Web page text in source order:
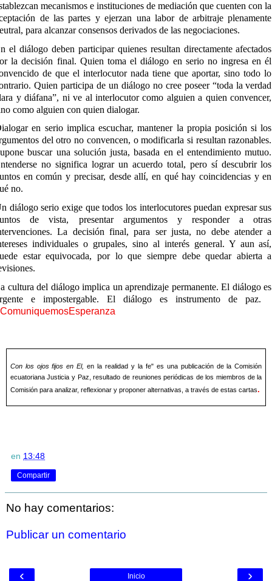
mecanismos e instituciones de mediación que cuenten con la
de las partes y ejerzan una labor de arbitraje plenamente
para alcanzar consensos derivados de las negociaciones.
el diálogo deben participar quienes resultan directamente afectados
la decisión final. Quien toma el diálogo en serio no ingresa en él
de que el interlocutor nada tiene que aportar, sino todo lo
Quien participa de un diálogo no cree poseer “toda la verdad
y diáfana”, ni ve al interlocutor como alguien a quien convencer,
como alguien con quien dialogar.
en serio implica escuchar, mantener la propia posición si los
del otro no convencen, o modificarla si resultan razonables.
buscar una solución justa, basada en el entendimiento mutuo.
no significa lograr un acuerdo total, pero sí descubrir los
en común y precisar, desde allí, en qué hay coincidencias y en
no.
diálogo serio exige que todos los interlocutores puedan expresar sus
de vista, presentar argumentos y responder a otras
La decisión final, para ser justa, no debe atender a
individuales o grupales, sino al interés general. Y aun así,
estar equivocada, por lo que siempre debe quedar abierta a
cultura del diálogo implica un aprendizaje permanente. El diálogo es
e impostergable. El diálogo es instrumento de paz.
Con los ojos fijos en El, en la realidad y la fe" es una publicación de la Comisión
ecuatoriana Justicia y Paz, resultado de reuniones periódicas de los miembros de la
Comisión para analizar, reflexionar y proponer alternativas, a través de estas cartas.
en 13:48
Compartir
No hay comentarios:
Publicar un comentario
‹ ›
Inicio